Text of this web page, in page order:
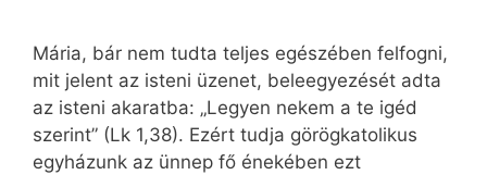
Mária, bár nem tudta teljes egészében felfogni,
mit jelent az isteni üzenet, beleegyezését adta
az isteni akaratba: „Legyen nekem a te igéd
szerint” (Lk 1,38). Ezért tudja görögkatolikus
egyházunk az ünnep fő énekében ezt